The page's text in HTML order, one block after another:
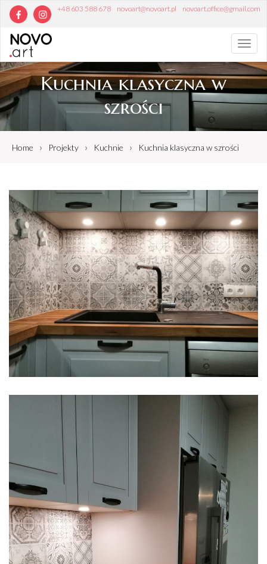
+48 603 588 678 novoart@novoart.pl novoart.office@gmail.com
Kuchnia klasyczna w
szrości
Home › Projekty › Kuchnie › Kuchnia klasyczna w szrości